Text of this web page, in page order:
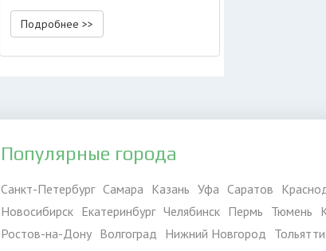
Подробнее >>
Популярные города
Санкт-Петербург Самара Казань Уфа Саратов
Новосибирск Екатеринбург Челябинск Пермь Тюмень
Ростов-на-Дону Волгоград Нижний Новгород Тольятти